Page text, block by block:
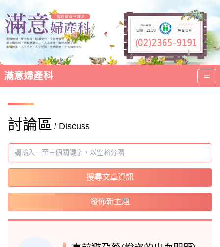
滿意婦產科
討論區 / Discuss
搜尋文章資訊
發佈新主題